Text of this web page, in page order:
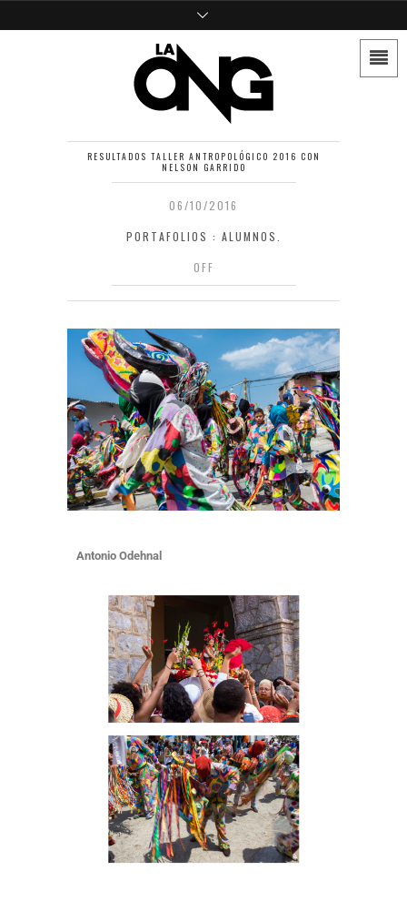
RESULTADOS TALLER ANTROPOLÓGICO 2016 CON
NELSON GARRIDO
06/10/2016
PORTAFOLIOS : ALUMNOS.
OFF
Antonio Odehnal